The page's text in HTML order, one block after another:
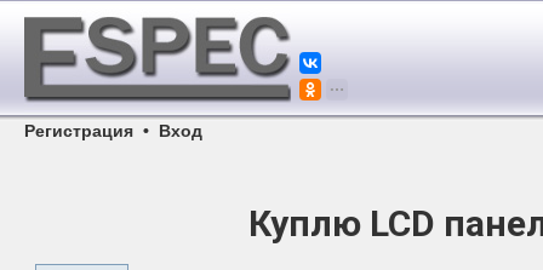
Регистрация • Вход
Куплю LCD